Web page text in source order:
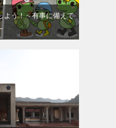
よう！～有事に備えて